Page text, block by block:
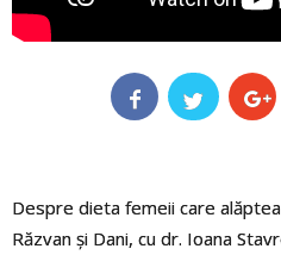
Despre dieta femeii care
Răzvan și Dani, cu dr. Ioana